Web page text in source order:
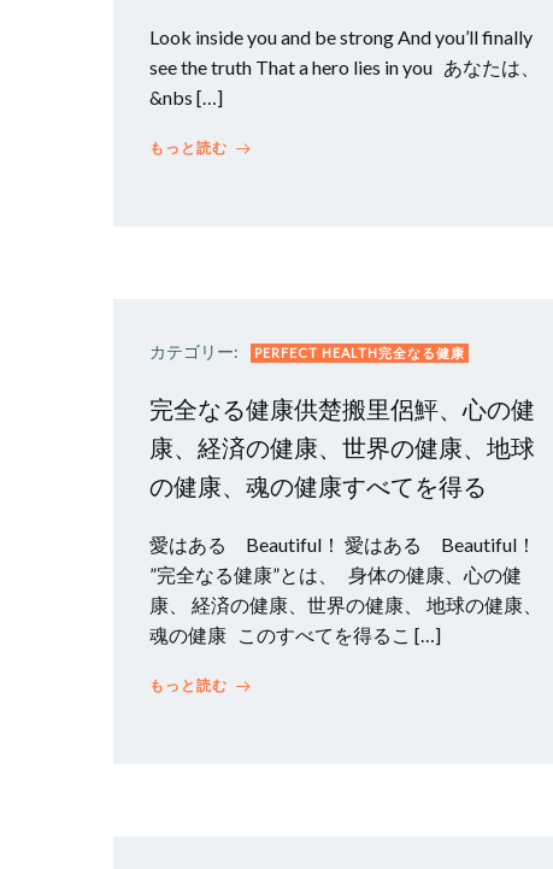
Look inside you and be strong And you’ll finally
see the truth That a hero lies in you あなたは、
&nbs […]
もっと読む
カテゴリー: PERFECT HEALTH完全なる健康
完全なる健康供楚搬里侶鮃、心の健
康、経済の健康、世界の健康、地球
の健康、魂の健康すべてを得る
愛はある Beautiful！ 愛はある Beautiful！
”完全なる健康”とは、 身体の健康、心の健
康、 経済の健康、世界の健康、 地球の健康、
魂の健康 このすべてを得るこ […]
もっと読む